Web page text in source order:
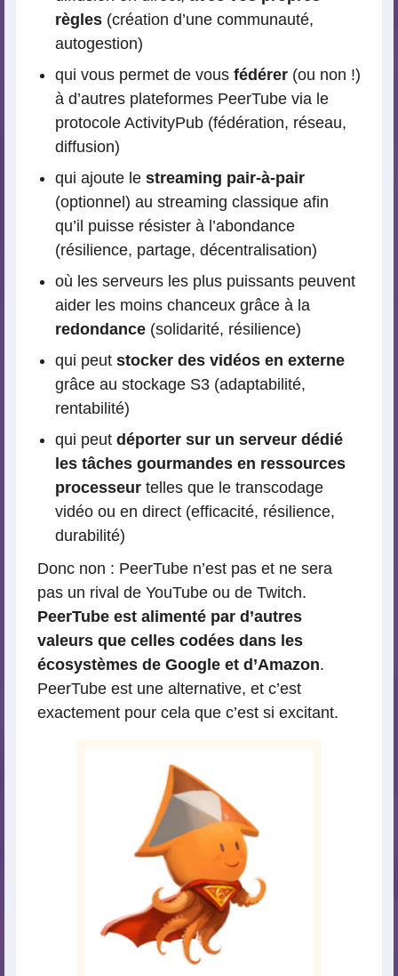
règles (création d’une communauté,
autogestion)
qui vous permet de vous fédérer (ou non !)
à d’autres plateformes PeerTube via le
protocole ActivityPub (fédération, réseau,
diffusion)
qui ajoute le streaming pair-à-pair
(optionnel) au streaming classique afin
qu’il puisse résister à l’abondance
(résilience, partage, décentralisation)
où les serveurs les plus puissants peuvent
aider les moins chanceux grâce à la
redondance (solidarité, résilience)
qui peut stocker des vidéos en externe
grâce au stockage S3 (adaptabilité,
rentabilité)
qui peut déporter sur un serveur dédié
les tâches gourmandes en ressources
processeur telles que le transcodage
vidéo ou en direct (efficacité, résilience,
durabilité)
Donc non : PeerTube n’est pas et ne sera
pas un rival de YouTube ou de Twitch.
PeerTube est alimenté par d’autres
valeurs que celles codées dans les
écosystèmes de Google et d’Amazon.
PeerTube est une alternative, et c’est
exactement pour cela que c’est si excitant.